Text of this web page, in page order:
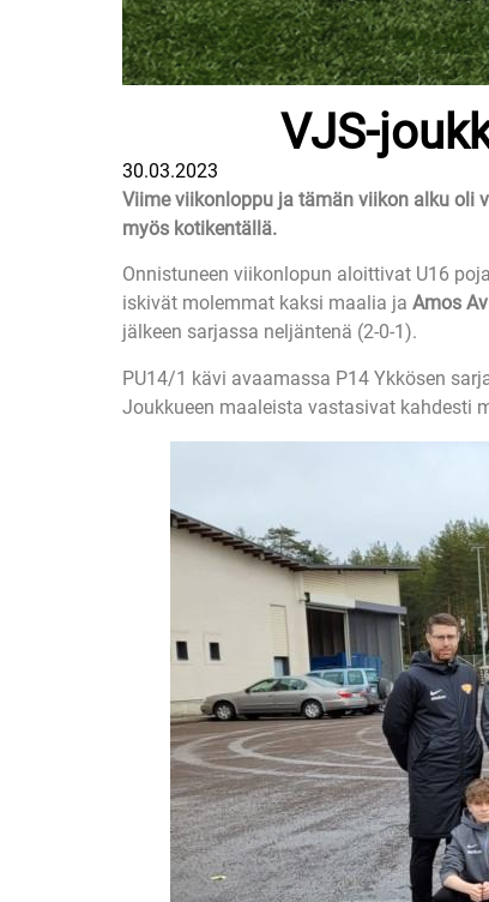
VJS-
30.03.2023
Viime viikonloppu ja tämän viikon alku oli
myös kotikentällä.
Onnistuneen viikonlopun aloittivat U16
iskivät molemmat kaksi maalia ja Amos
jälkeen sarjassa neljäntenä (2-0-1).
PU14/1 kävi avaamassa P14 Ykkösen
Joukkueen maaleista vastasivat kahdesti